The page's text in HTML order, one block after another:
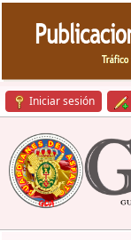
Iniciar sesión